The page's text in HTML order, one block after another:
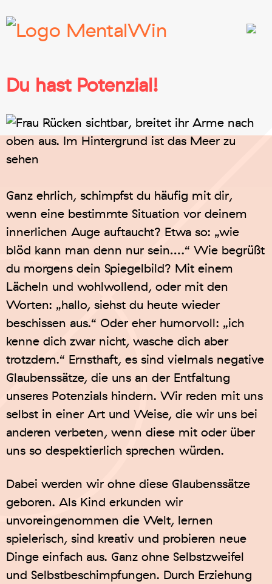
Du hast Potenzial!
Ganz ehrlich, schimpfst du häufig mit dir,
wenn eine bestimmte Situation vor deinem
innerlichen Auge auftaucht? Etwa so: „wie
blöd kann man denn nur sein….“ Wie begrüßt
du morgens dein Spiegelbild? Mit einem
Lächeln und wohlwollend, oder mit den
Worten: „hallo, siehst du heute wieder
beschissen aus.“ Oder eher humorvoll: „ich
kenne dich zwar nicht, wasche dich aber
trotzdem.“ Ernsthaft, es sind vielmals negative
Glaubenssätze, die uns an der Entfaltung
unseres Potenzials hindern. Wir reden mit uns
selbst in einer Art und Weise, die wir uns bei
anderen verbeten, wenn diese mit oder über
uns so despektierlich sprechen würden.
Dabei werden wir ohne diese Glaubenssätze
geboren. Als Kind erkunden wir
unvoreingenommen die Welt, lernen
spielerisch, sind kreativ und probieren neue
Dinge einfach aus. Ganz ohne Selbstzweifel
und Selbstbeschimpfungen. Durch Erziehung